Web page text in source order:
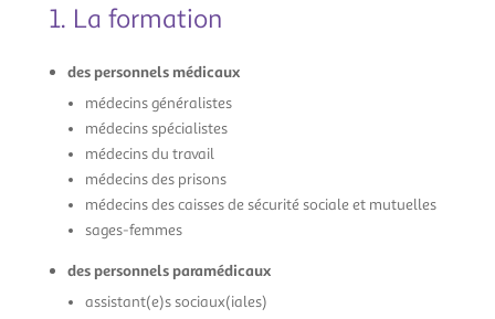
1. La formation
des personnels médicaux
médecins généralistes
médecins spécialistes
médecins du travail
médecins des prisons
médecins des caisses de sécurité sociale et mutuelles
sages-femmes
des personnels paramédicaux
assistant(e)s sociaux(iales)